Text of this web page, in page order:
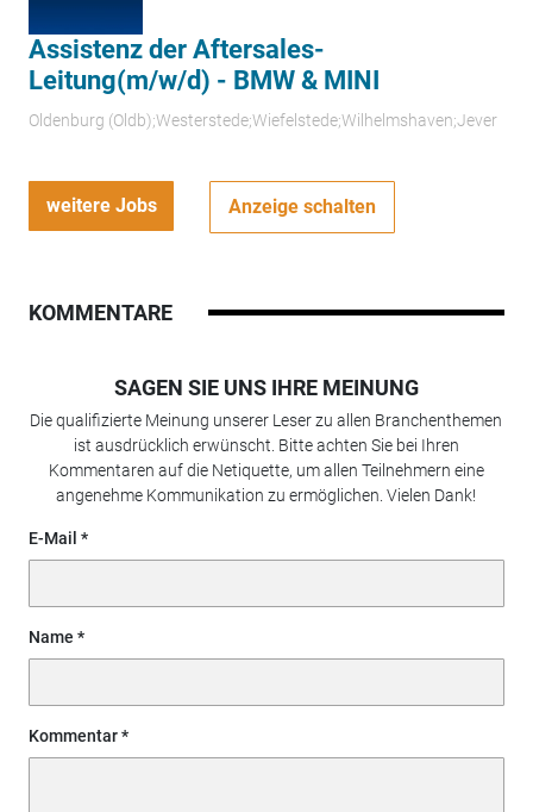
Assistenz der Aftersales-
Leitung(m/w/d) - BMW & MINI
Oldenburg (Oldb);Westerstede;Wiefelstede;Wilhelmshaven;Jever
weitere Jobs Anzeige schalten
KOMMENTARE
SAGEN SIE UNS IHRE MEINUNG
Die qualifizierte Meinung unserer Leser zu allen Branchenthemen
ist ausdrücklich erwünscht. Bitte achten Sie bei Ihren
Kommentaren auf die Netiquette, um allen Teilnehmern eine
angenehme Kommunikation zu ermöglichen. Vielen Dank!
E-Mail
Name
Kommentar